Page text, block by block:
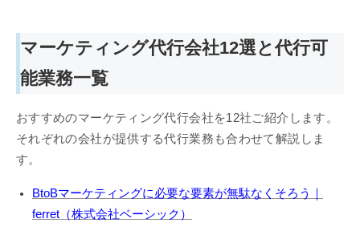
マーケティング代行会社12選と代行可
能業務一覧
おすすめのマーケティング代行会社を12社ご紹介します。
それぞれの会社が提供する代行業務も合わせて解説しま
す。
BtoBマーケティングに必要な要素が無駄なくそろう｜
ferret（株式会社ベーシック）